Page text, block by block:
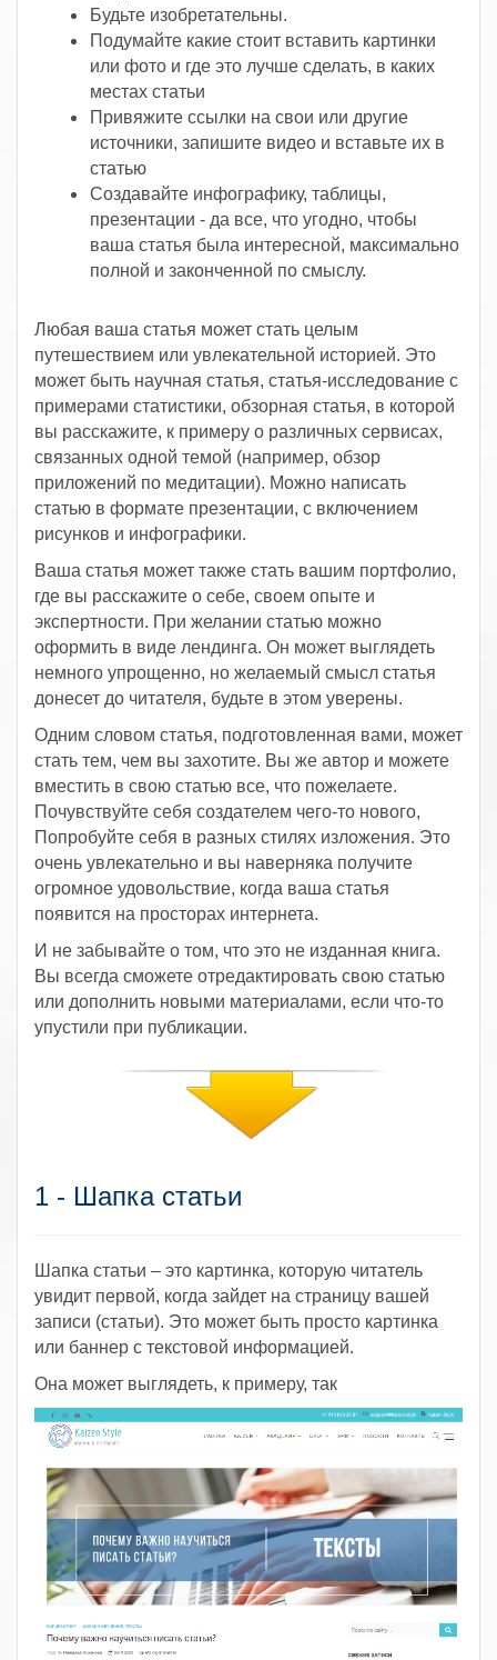
Будьте изобретательны.
Подумайте какие стоит вставить картинки
или фото и где это лучше сделать, в каких
местах статьи
Привяжите ссылки на свои или другие
источники, запишите видео и вставьте их в
статью
Создавайте инфографику, таблицы,
презентации - да все, что угодно, чтобы
ваша статья была интересной, максимально
полной и законченной по смыслу.
Любая ваша статья может стать целым
путешествием или увлекательной историей. Это
может быть научная статья, статья-исследование с
примерами статистики, обзорная статья, в которой
вы расскажите, к примеру о различных сервисах,
связанных одной темой (например, обзор
приложений по медитации). Можно написать
статью в формате презентации, с включением
рисунков и инфографики.
Ваша статья может также стать вашим портфолио,
где вы расскажите о себе, своем опыте и
экспертности. При желании статью можно
оформить в виде лендинга. Он может выглядеть
немного упрощенно, но желаемый смысл статья
донесет до читателя, будьте в этом уверены.
Одним словом статья, подготовленная вами, может
стать тем, чем вы захотите. Вы же автор и можете
вместить в свою статью все, что пожелаете.
Почувствуйте себя создателем чего-то нового,
Попробуйте себя в разных стилях изложения. Это
очень увлекательно и вы наверняка получите
огромное удовольствие, когда ваша статья
появится на просторах интернета.
И не забывайте о том, что это не изданная книга.
Вы всегда сможете отредактировать свою статью
или дополнить новыми материалами, если что-то
упустили при публикации.
1 - Шапка статьи
Шапка статьи – это картинка, которую читатель
увидит первой, когда зайдет на страницу вашей
записи (статьи). Это может быть просто картинка
или баннер с текстовой информацией.
Она может выглядеть, к примеру, так